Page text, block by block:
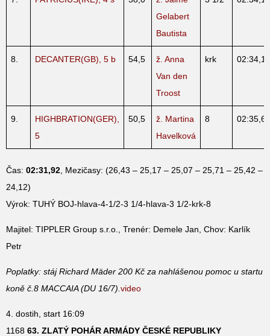
Gelabert
Bautista
8. DECANTER(GB), 5 b 54,5
ž. Anna
Van den
Troost
krk 02:34,16
9.
HIGHBRATION(GER),
5
50,5
ž. Martina
Havelková
8 02:35,67
Čas: 02:31,92 , Mezičasy: (26,43 – 25,17 – 25,07 – 25,71 – 25,42 –
24,12)
Výrok: TUHÝ BOJ-hlava-4-1/2-3 1/4-hlava-3 1/2-krk-8
Majitel: TIPPLER Group s.r.o., Trenér: Demele Jan, Chov: Karlík
Petr
Poplatky: stáj Richard Mäder 200 Kč za nahlášenou pomoc u startu
koně č.8 MACCAIA (DU 16/7). video
4. dostih, start 16:09
1168 63. ZLATÝ POHÁR ARMÁDY ČESKÉ REPUBLIKY